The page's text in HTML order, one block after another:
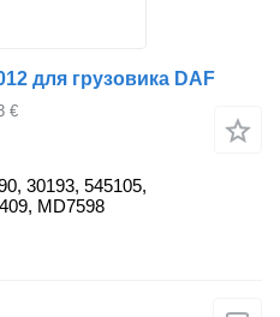
для грузовика DAF
€
30193, 545105,
MD7598